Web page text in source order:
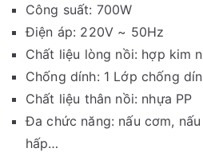
Công suất: 700W
Điện áp: 220V ~ 50Hz
Chất liệu lòng nồi: hợp kim
Chống dính: 1 Lớp chống
Chất liệu thân nồi: nhựa PP
Đa chức năng: nấu cơm,
hấp…